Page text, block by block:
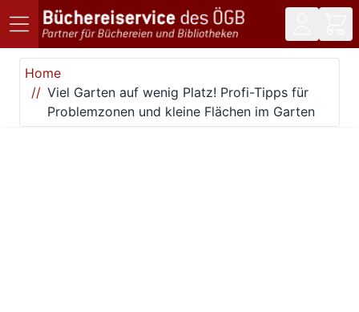
Direkt zum Inhalt
Home
Viel Garten auf wenig Platz! Profi-Tipps für
Problemzonen und kleine Flächen im Garten